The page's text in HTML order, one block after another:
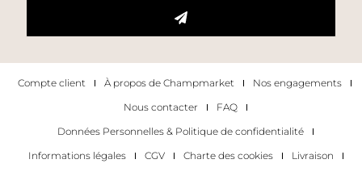
Compte client À propos de Champmarket
Nos engagements
Nous contacter
FAQ
Données Personnelles & Politique de confidentialité
Informations légales
CGV Charte des cookies Livraison